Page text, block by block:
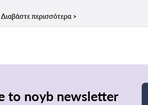
Διαβάστε περισσότερα
to noyb newsletter